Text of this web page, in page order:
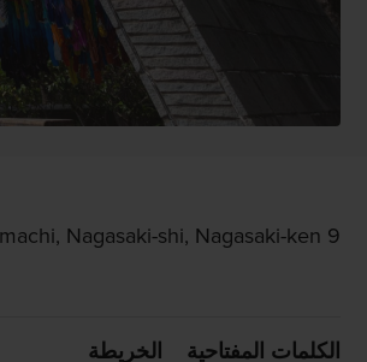
9 Matsuyama-machi, Nagasaki-shi, Nagasaki-ken
الكلمات المفتاحية الخريطة